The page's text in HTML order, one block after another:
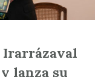
Irarrázaval
lanza su